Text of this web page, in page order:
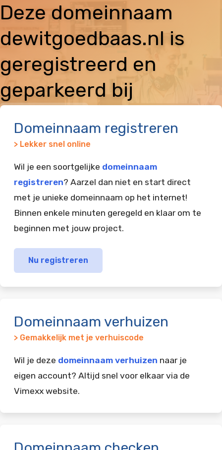
Deze domeinnaam
dewitgoedbaas.nl is
geregistreerd en
geparkeerd bij
Domeinnaam registreren
> Lekker snel online
Wil je een soortgelijke domeinnaam
registreren? Aarzel dan niet en start direct
met je unieke domeinnaam op het internet!
Binnen enkele minuten geregeld en klaar om te
beginnen met jouw project.
Nu registreren
Domeinnaam verhuizen
> Gemakkelijk met je verhuiscode
Wil je deze domeinnaam verhuizen naar je
eigen account? Altijd snel voor elkaar via de
Vimexx website.